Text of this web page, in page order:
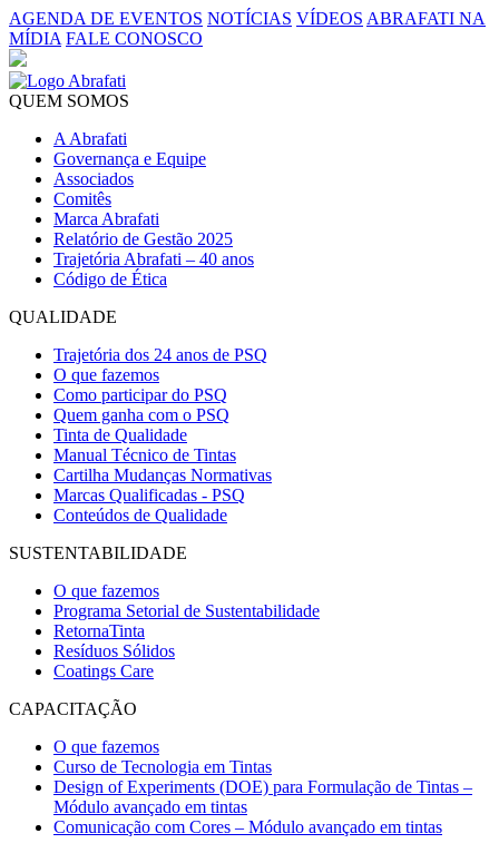
AGENDA DE EVENTOS NOTÍCIAS VÍDEOS ABRAFATI NA
MÍDIA FALE CONOSCO
QUEM SOMOS
A Abrafati
Governança e Equipe
Associados
Comitês
Marca Abrafati
Relatório de Gestão 2025
Trajetória Abrafati – 40 anos
Código de Ética
QUALIDADE
Trajetória dos 24 anos de PSQ
O que fazemos
Como participar do PSQ
Quem ganha com o PSQ
Tinta de Qualidade
Manual Técnico de Tintas
Cartilha Mudanças Normativas
Marcas Qualificadas - PSQ
Conteúdos de Qualidade
SUSTENTABILIDADE
O que fazemos
Programa Setorial de Sustentabilidade
RetornaTinta
Resíduos Sólidos
Coatings Care
CAPACITAÇÃO
O que fazemos
Curso de Tecnologia em Tintas
Design of Experiments (DOE) para Formulação de Tintas –
Módulo avançado em tintas
Comunicação com Cores – Módulo avançado em tintas